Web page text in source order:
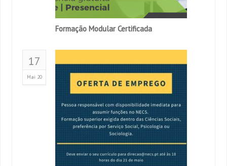
Formação Modular Certificada
17
Mai 20